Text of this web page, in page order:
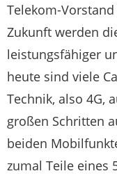
Telekom-
Zukunft werden
leistungsfähiger
heute sind viele
Technik, also 4G,
großen Schritten
beiden
zumal Teile eines